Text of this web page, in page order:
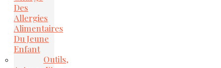
Des
Allergies
Alimentaires
Du Jeune
Enfant
Outils,